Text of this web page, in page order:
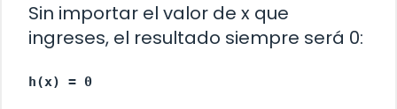
Sin importar el valor de x que
ingreses, el resultado siempre será 0:
h(x) = 0